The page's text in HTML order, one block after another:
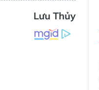
Lưu Thủy